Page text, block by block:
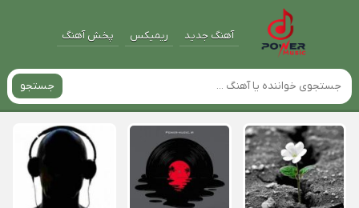
آهنگ جدید ریمیکس پخش آهنگ
جستجو